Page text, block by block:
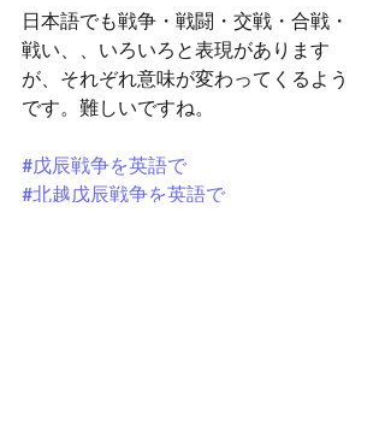
日本語でも戦争・戦闘・交戦・合戦・
戦い、、いろいろと表現があります
が、それぞれ意味が変わってくるよう
です。難しいですね。
#戊辰戦争を英語で
#北越戊辰戦争を英語で